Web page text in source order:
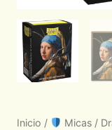
Inicio / Micas /